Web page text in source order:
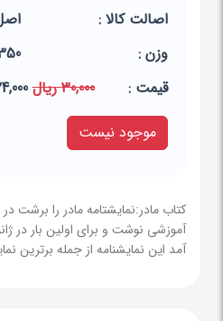
اصالت کالا :
وزن :
قيمت :
30,000 ریال
24,000
موجود نیست
آمد این نمایشنامه از جمله برترین